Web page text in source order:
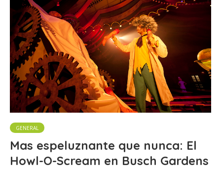
GENERAL
Mas espeluznante que nunca: El
Howl-O-Scream en Busch Gardens